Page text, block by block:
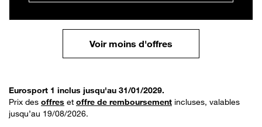
Voir moins d'offres
Eurosport 1 inclus jusqu'au 31/01/2029.
Prix des offres et offre de remboursement incluses, valables
jusqu’au 19/08/2026.